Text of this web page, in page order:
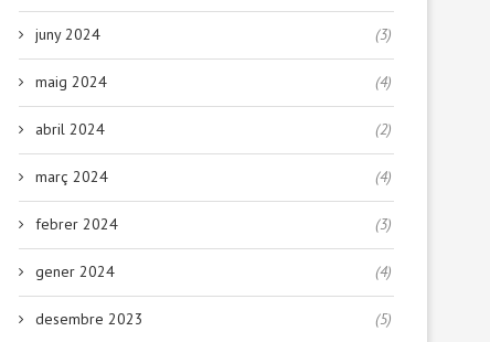
juny 2024 (3)
maig 2024 (4)
abril 2024 (2)
març 2024 (4)
febrer 2024 (3)
gener 2024 (4)
desembre 2023 (5)